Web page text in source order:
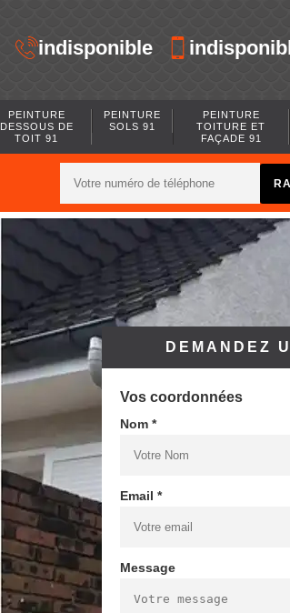
indisponible
PEINTURE
DESSOUS DE
TOIT 91
PEINTURE
SOLS 91
PEINTURE
TOITURE ET
FAÇADE 91
DEMANDEZ
Vos coordonnées
Nom *
Email *
Message